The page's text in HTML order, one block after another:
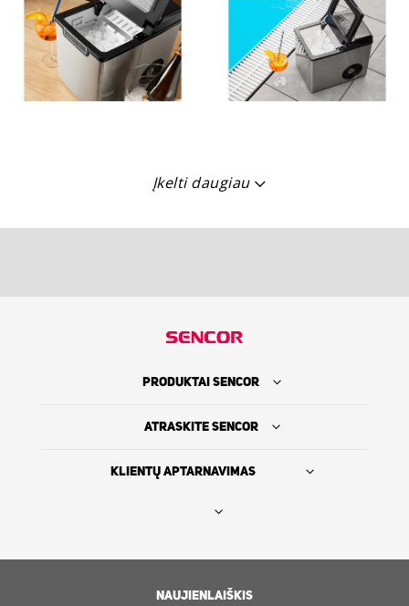
Servisas ir Klientų aptarnavimas
Įkelti daugiau
PRODUKTAI SENCOR
ATRASKITE SENCOR
KLIENTŲ APTARNAVIMAS
NAUJIENLAIŠKIS